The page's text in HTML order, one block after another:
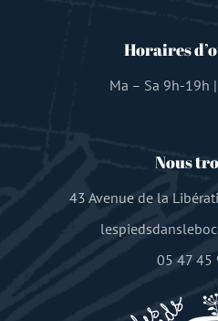
Horaires
Ma – Sa 9h-19h
Nous
43 Avenue de la
05 47 45